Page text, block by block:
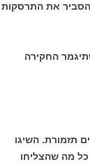
אלף מורים יש בה כדי להסביר את התרסקות
החקירה
תזמורת. השיגו
כל מה שהצליחו